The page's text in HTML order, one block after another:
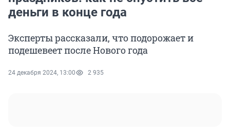
деньги в конце года
Эксперты рассказали, что подорожает и
подешевеет после Нового года
24 декабря 2024, 13:00 2 935